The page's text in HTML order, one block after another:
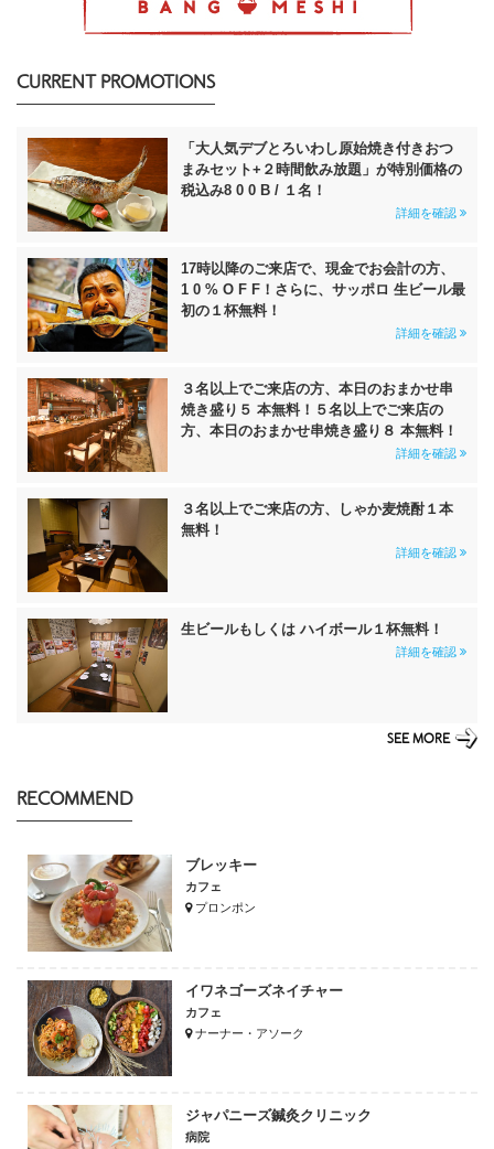
CURRENT PROMOTIONS
「大人気デブとろいわし原始焼き付きおつ
まみセット+２時間飲み放題」が特別価格の
税込み8 0 0 B / １名！
詳細を確認
17時以降のご来店で、現金でお会計の方、
1 0 % O F F！さらに、サッポロ 生ビール最
初の１杯無料！
詳細を確認
３名以上でご来店の方、本日のおまかせ串
焼き盛り５ 本無料！５名以上でご来店の
方、本日のおまかせ串焼き盛り８ 本無料！
詳細を確認
３名以上でご来店の方、しゃか麦焼酎１本
無料！
詳細を確認
生ビールもしくは ハイボール１杯無料！
詳細を確認
SEE MORE
RECOMMEND
ブレッキー
カフェ
プロンポン
イワネゴーズネイチャー
カフェ
ナーナー・アソーク
ジャパニーズ鍼灸クリニック
病院